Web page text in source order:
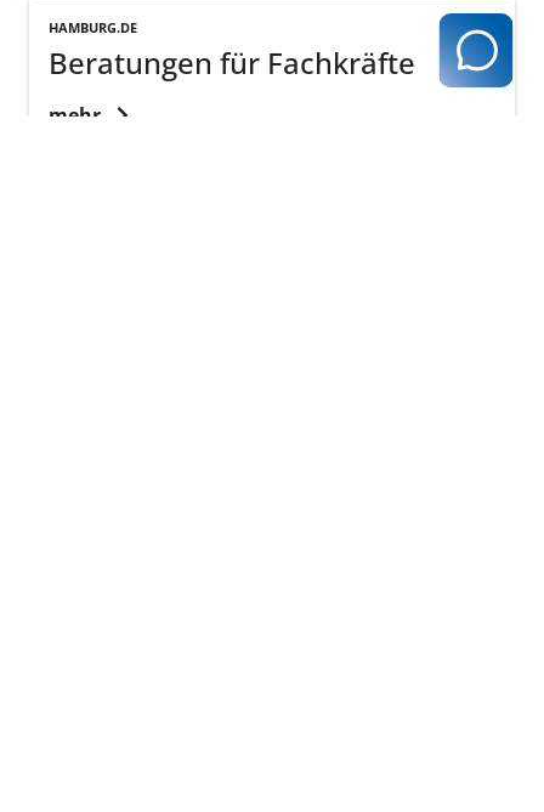
HAMBURG.DE
Beratungen für Fachkräfte
mehr